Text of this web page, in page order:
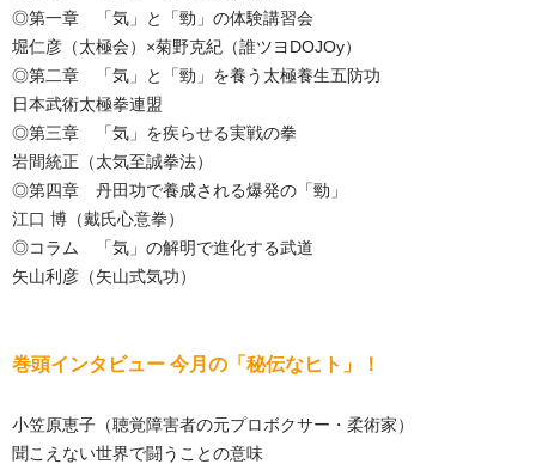
◎第一章 「気」と「勁」の体験講習会
堀仁彦（太極会）×菊野克紀（誰ツヨDOJOy）
◎第二章 「気」と「勁」を養う太極養生五防功
日本武術太極拳連盟
◎第三章 「気」を疾らせる実戦の拳
岩間統正（太気至誠拳法）
◎第四章 丹田功で養成される爆発の「勁」
江口 博（戴氏心意拳）
◎コラム 「気」の解明で進化する武道
矢山利彦（矢山式気功）
巻頭インタビュー 今月の「秘伝なヒト」！
小笠原恵子（聴覚障害者の元プロボクサー・柔術家）
聞こえない世界で闘うことの意味